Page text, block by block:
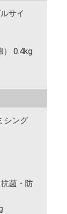
サイ
） 0.4kg
シング
菌・防